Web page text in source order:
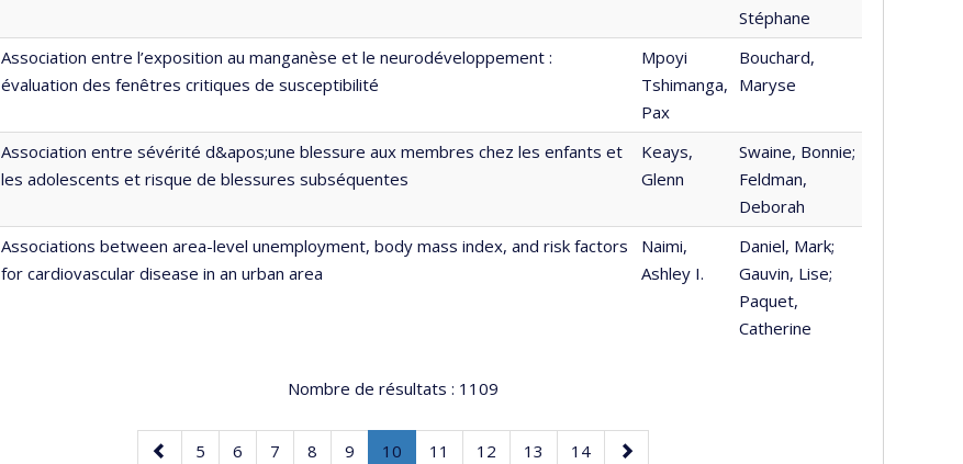
Stéphane
Association entre l’exposition au manganèse et le neurodéveloppement :
évaluation des fenêtres critiques de susceptibilité
Mpoyi
Tshimanga,
Pax
Bouchard,
Maryse
Association entre sévérité d&apos;une blessure aux membres chez les enfants et
les adolescents et risque de blessures subséquentes
Keays,
Glenn
Swaine, Bonnie;
Feldman,
Deborah
Associations between area-level unemployment, body mass index, and risk factors
for cardiovascular disease in an urban area
Naimi,
Ashley I.
Daniel, Mark;
Gauvin, Lise;
Paquet,
Catherine
Nombre de résultats : 1109
PagePage
5 Page
6 Page
7 Page
8 Page
9 Page
10.
Page
11 Page
12 Page
13 Page
14
Page